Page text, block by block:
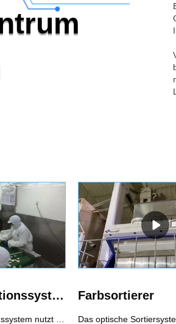
Röntgeninspektionssystem
Das Röntgeninspektionssystem nutzt die Durchdringungskraft von Röntgenstrahlen, um Kontaminationen zu erkennen. Es kann eine vollständige Palette von Fremdkörperprüfungen durchführen, einschließlich metallischer und nichtmetallischer Fremdkörper (Glas, Keramik, Stein, Knochen, Hartgummi, Hartplastik usw.). Es kann metallische, nichtmetallische Verpackungen und Konserven prüfen, und das Prüfergebnis wird nicht durch Temperatur, Feuchtigkeit, Salzgehalt usw. beeinflusst.Empfohlener Einsatz von Röntgeninspektionssystemen1. Nicht nur Metallverunreinigungen, sondern auch andere Nichtmetalle wie Steine, Keramik, Glas.2. In Aluminiumfolie verpackte Lebensmittel und in Metall verpackte Lebensmittel3. Lebensmittel mit hohem Salzgehalt, z. B. Gurken, die eine starke Produktwirkung haben4. Konserven5. Hohe Anforderungen an die Inspektion von SUS6. Fehlererkennung, z. B. Tablet-Defekt.
Farbsortierer